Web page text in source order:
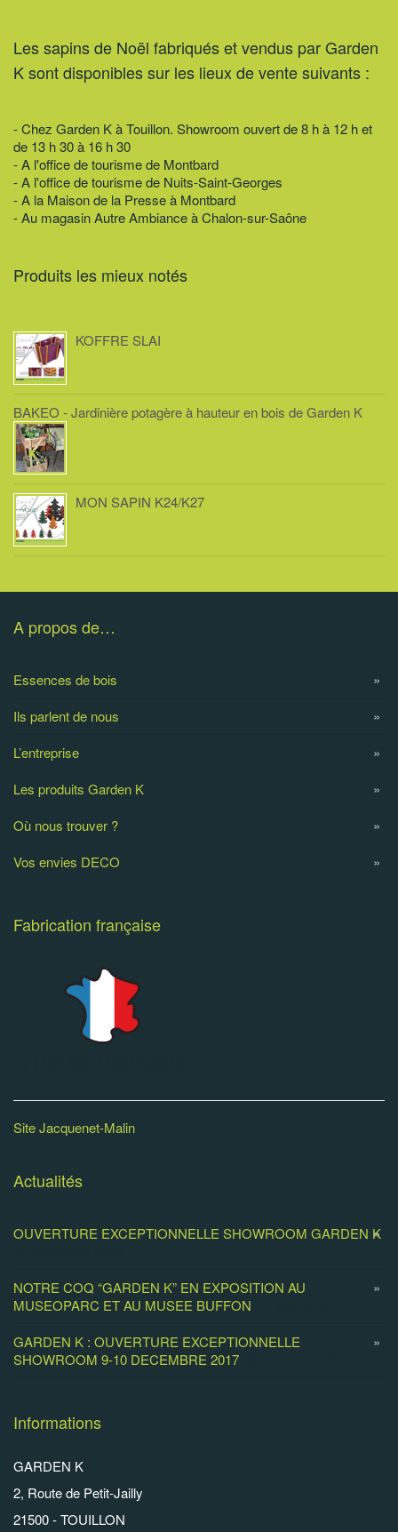
Les sapins de Noël fabriqués et vendus par Garden
K sont disponibles sur les lieux de vente suivants :
- Chez Garden K à Touillon. Showroom ouvert de 8 h à 12 h et
de 13 h 30 à 16 h 30
- A l'office de tourisme de Montbard
- A l'office de tourisme de Nuits-Saint-Georges
- A la Maison de la Presse à Montbard
- Au magasin Autre Ambiance à Chalon-sur-Saône
Produits les mieux notés
KOFFRE SLAI
BAKEO - Jardinière potagère à hauteur en bois de Garden K
MON SAPIN K24/K27
A propos de…
Essences de bois
Ils parlent de nous
L’entreprise
Les produits Garden K
Où nous trouver ?
Vos envies DECO
Fabrication française
Site Jacquenet-Malin
Actualités
OUVERTURE EXCEPTIONNELLE SHOWROOM GARDEN K
NOTRE COQ “GARDEN K” EN EXPOSITION AU
MUSEOPARC ET AU MUSEE BUFFON
GARDEN K : OUVERTURE EXCEPTIONNELLE
SHOWROOM 9-10 DECEMBRE 2017
Informations
GARDEN K
2, Route de Petit-Jailly
21500 - TOUILLON